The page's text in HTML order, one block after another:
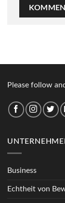
Please follow
Business
Echtheit von